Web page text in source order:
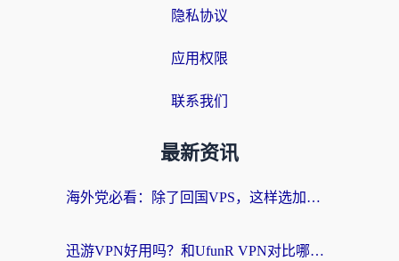
隐私协议
应用权限
联系我们
最新资讯
海外党必看：除了回国VPS，这样选加速器也能无缝刷国内资源？
迅游VPN好用吗？和UfunR VPN对比哪个回国效果更好？海外党亲测避坑指南